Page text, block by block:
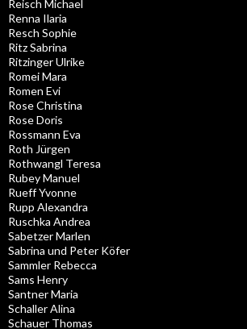
Reisch Michael
Renna Ilaria
Resch Sophie
Ritz Sabrina
Ritzinger Ulrike
Romei Mara
Romen Evi
Rose Christina
Rose Doris
Rossmann Eva
Roth Jürgen
Rothwangl Teresa
Rubey Manuel
Rueff Yvonne
Rupp Alexandra
Ruschka Andrea
Sabetzer Marlen
Sabrina und Peter Köfer
Sammler Rebecca
Sams Henry
Santner Maria
Schaller Alina
Schauer Thomas